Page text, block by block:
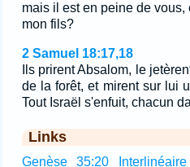
mais il est en peine de
mon fils?
2 Samuel 18:17,18
Ils prirent Absalom, le
de la forêt, et mirent sur lui
Tout Israël s'enfuit, chacun
Links
Genèse 35:20 Interlinéaire